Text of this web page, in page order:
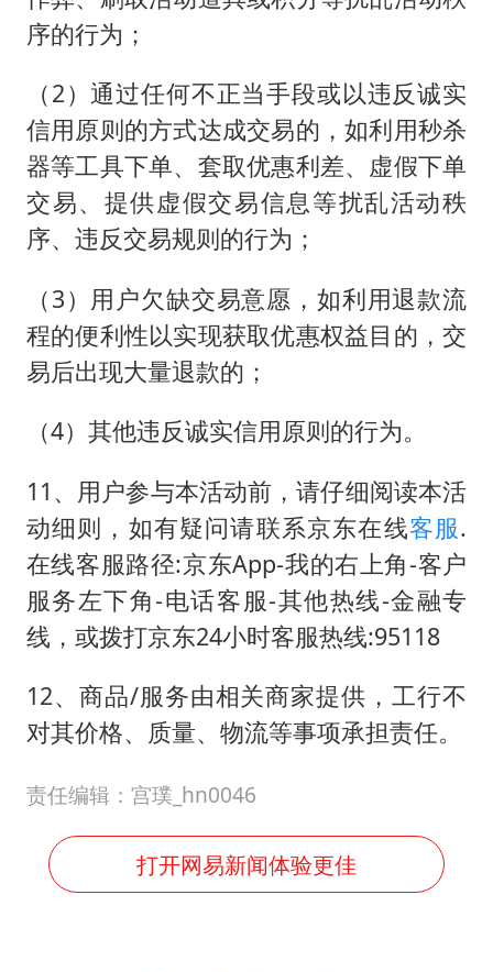
序的行为；
（2）通过任何不正当手段或以违反诚实
信用原则的方式达成交易的，如利用秒杀
器等工具下单、套取优惠利差、虚假下单
交易、提供虚假交易信息等扰乱活动秩
序、违反交易规则的行为；
（3）用户欠缺交易意愿，如利用退款流
程的便利性以实现获取优惠权益目的，交
易后出现大量退款的；
（4）其他违反诚实信用原则的行为。
11、用户参与本活动前，请仔细阅读本活
动细则，如有疑问请联系京东在线客服.
在线客服路径:京东App-我的右上角-客户
服务左下角-电话客服-其他热线-金融专
线，或拨打京东24小时客服热线:95118
12、商品/服务由相关商家提供，工行不
对其价格、质量、物流等事项承担责任。
责任编辑：宫璞_hn0046
打开网易新闻体验更佳